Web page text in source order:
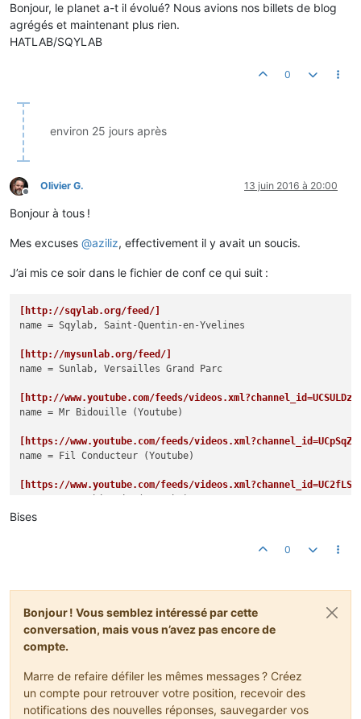
Bonjour, le planet a-t il évolué? Nous avions nos billets de blog
agrégés et maintenant plus rien.
HATLAB/SQYLAB
0
environ 25 jours après
Hors-ligne
Olivier G. 13 juin 2016 à 20:00
Bonjour à tous !
Mes excuses @aziliz, effectivement il y avait un soucis.
J’ai mis ce soir dans le fichier de conf ce qui suit :
[http://sqylab.org/feed/]
name = Sqylab, Saint-Quentin-en-Yvelines
[http://mysunlab.org/feed/]
name = Sunlab, Versailles Grand Parc
[http://www.youtube.com/feeds/
name = Mr Bidouille (Youtube)
[https://www.youtube.com/feeds/
name = Fil Conducteur (Youtube)
[https://www.youtube.com/feeds/
Bises
0
Bonjour ! Vous semblez intéressé par cette
conversation, mais vous n’avez pas encore de
compte.
Marre de refaire défiler les mêmes messages ? Créez
un compte pour retrouver votre position, recevoir des
notifications des nouvelles réponses, sauvegarder vos